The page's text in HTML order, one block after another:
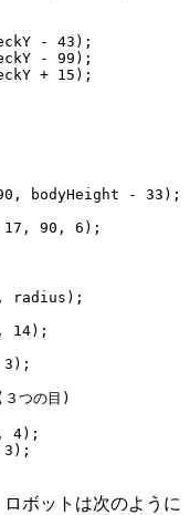
- 43);
- 99);
+ 15);
bodyHeight - 33);
90, 6);
radius);
14);
つの目)
4);
ボットは次のように